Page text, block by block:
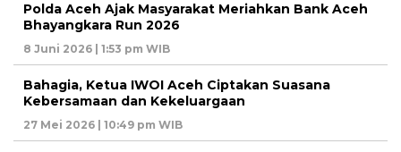
Polda Aceh Ajak Masyarakat Meriahkan Bank Aceh
Bhayangkara Run 2026
8 Juni 2026 | 1:53 pm WIB
Bahagia, Ketua IWOI Aceh Ciptakan Suasana
Kebersamaan dan Kekeluargaan
27 Mei 2026 | 10:49 pm WIB